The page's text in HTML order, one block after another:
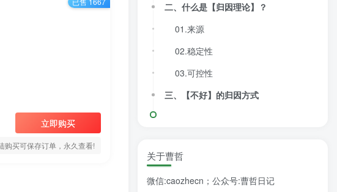
立即购买
购买可保存订单，永久查看!
二、什么是【归因理论】？
01.来源
02.稳定性
03.可控性
三、【不好】的归因方式
关于曹哲
微信:caozhecn；公众号:曹哲日记